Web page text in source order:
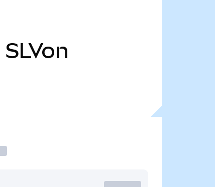
SLVon